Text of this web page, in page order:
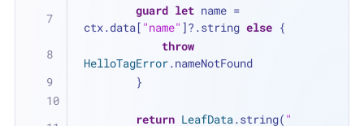
guard let name =
ctx.data[ "name" ]?.string else {
throw
HelloTagError.nameNotFound
        }
return LeafData.string( "